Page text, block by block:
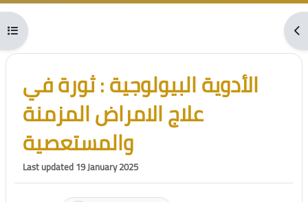
Skip to main content
Blocks
Open course index
Blocks
Skip [Cocoon] Course Intro
الأدوية البيولوجية : ثورة في
علاج الامراض المزمنة
والمستعصية
Last updated 19 January 2025